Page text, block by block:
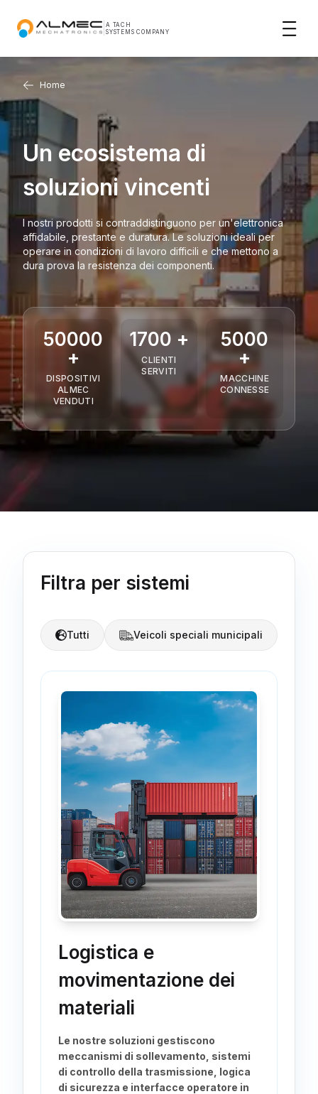
A TACH
SYSTEMS COMPANY
Home
Un ecosistema di
soluzioni vincenti
I nostri prodotti si contraddistinguono per un'elettronica
affidabile, prestante e duratura. Le soluzioni ideali per
operare in condizioni di lavoro difficili e che mettono a
dura prova la resistenza dei componenti.
50000
+
DISPOSITIVI
ALMEC
VENDUTI
1700 +
CLIENTI
SERVITI
5000
+
MACCHINE
CONNESSE
Filtra per sistemi
Tutti Veicoli speciali municipali
Logistica e
movimentazione dei
materiali
Le nostre soluzioni gestiscono
meccanismi di sollevamento, sistemi
di controllo della trasmissione, logica
di sicurezza e interfacce operatore in